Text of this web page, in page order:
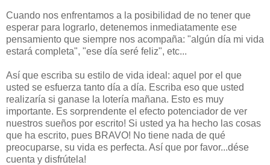
Cuando nos enfrentamos a la posibilidad de no tener que
esperar para lograrlo, detenemos inmediatamente ese
pensamiento que siempre nos acompaña: "algún día mi vida
estará completa", "ese día seré feliz", etc...
Así que escriba su estilo de vida ideal: aquel por el que
usted se esfuerza tanto día a día. Escriba eso que usted
realizaría si ganase la lotería mañana. Esto es muy
importante. Es sorprendente el efecto potenciador de ver
nuestros sueños por escrito! Si usted ya ha hecho las cosas
que ha escrito, pues BRAVO! No tiene nada de qué
preocuparse, su vida es perfecta. Así que por favor...dése
cuenta y disfrútela!